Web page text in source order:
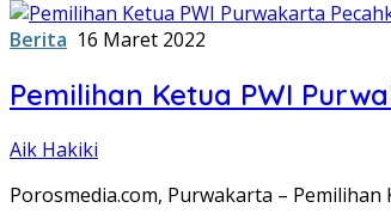
Berita 16 Maret 2022
Pemilihan Ketua PWI
Aik Hakiki
Porosmedia.com, Purwakarta –